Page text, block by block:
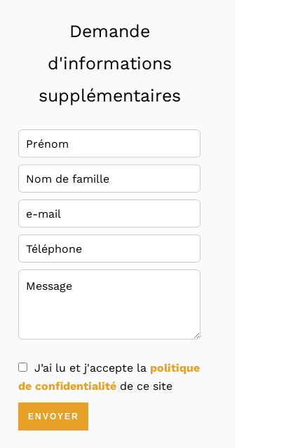
Demande
d'informations
supplémentaires
J’ai lu et j'accepte la politique
de confidentialité de ce site
ENVOYER